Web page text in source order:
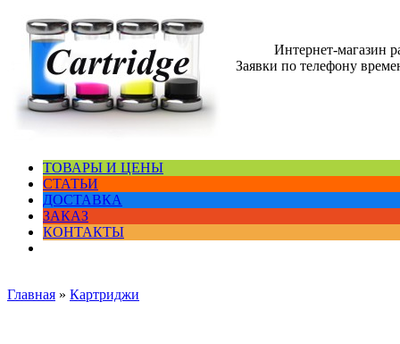
Интернет-магазин
Заявки по телефону
ТОВАРЫ И ЦЕНЫ
СТАТЬИ
ДОСТАВКА
ЗАКАЗ
КОНТАКТЫ
Главная » Картриджи